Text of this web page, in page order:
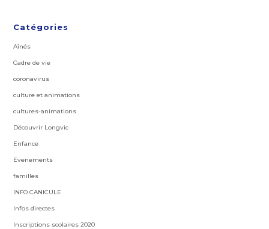
Catégories
Aînés
Cadre de vie
coronavirus
culture et animations
cultures-animations
Découvrir Longvic
Enfance
Evenements
familles
INFO CANICULE
Infos directes
Inscriptions scolaires 2020